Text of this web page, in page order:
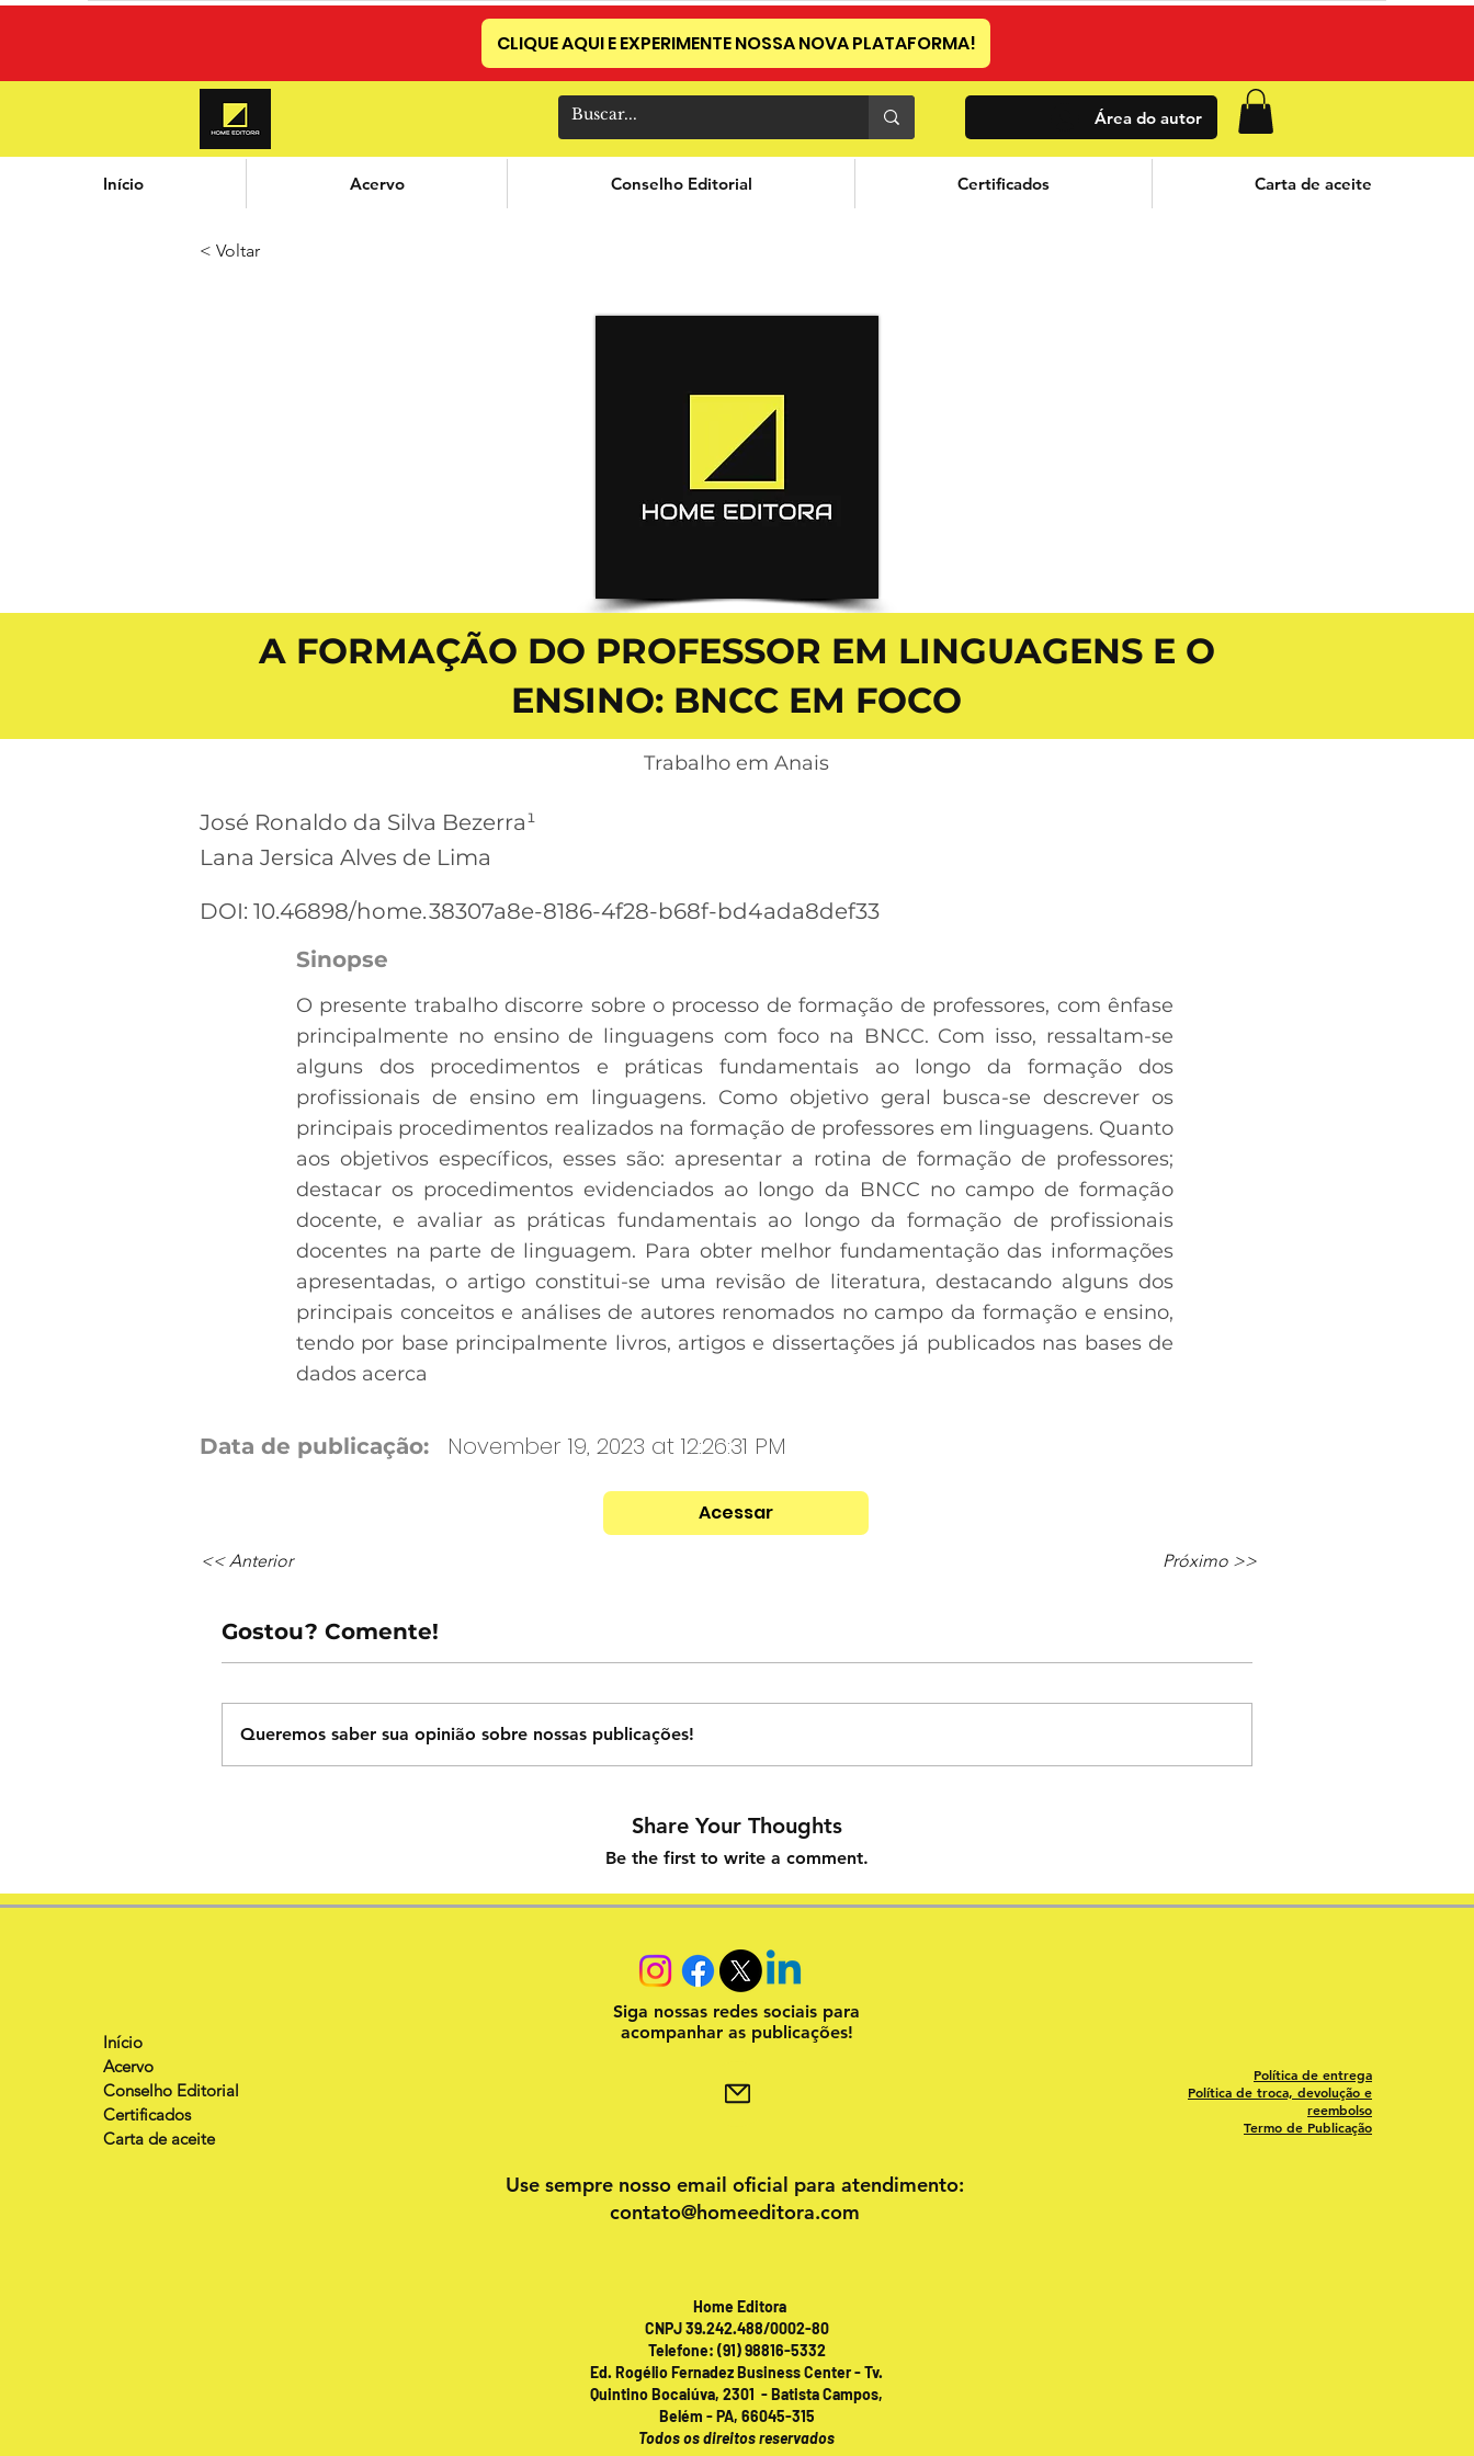
Área do autor
CLIQUE AQUI E EXPERIMENTE NOSSA NOVA PLATAFORMA!
Início Acervo Conselho Editorial Certificados Carta de aceite
< Voltar
A FORMAÇÃO DO PROFESSOR EM LINGUAGENS E O
ENSINO: BNCC EM FOCO
Trabalho em Anais
José Ronaldo da Silva Bezerra¹
Lana Jersica Alves de Lima
DOI: 10.46898/home.38307a8e-8186-4f28-b68f-bd4ada8def33
Sinopse
O presente trabalho discorre sobre o processo de formação de professores, com ênfase
principalmente no ensino de linguagens com foco na BNCC. Com isso, ressaltam-se
alguns dos procedimentos e práticas fundamentais ao longo da formação dos
profissionais de ensino em linguagens. Como objetivo geral busca-se descrever os
principais procedimentos realizados na formação de professores em linguagens. Quanto
aos objetivos específicos, esses são: apresentar a rotina de formação de professores;
destacar os procedimentos evidenciados ao longo da BNCC no campo de formação
docente, e avaliar as práticas fundamentais ao longo da formação de profissionais
docentes na parte de linguagem. Para obter melhor fundamentação das informações
apresentadas, o artigo constitui-se uma revisão de literatura, destacando alguns dos
principais conceitos e análises de autores renomados no campo da formação e ensino,
tendo por base principalmente livros, artigos e dissertações já publicados nas bases de
dados acerca
Data de publicação: November 19, 2023 at 12:26:31 PM
Acessar
<< Anterior Próximo >>
Gostou? Comente!
Queremos saber sua opinião sobre nossas publicações!
Share Your Thoughts
Be the first to write a comment.
Início
Acervo
Conselho Editorial
Certificados
Carta de aceite
Siga nossas redes sociais para
acompanhar as publicações!
Política de entrega
Política de troca, devolução e
reembolso
Termo de Publicação
Use sempre nosso email oficial para atendimento:
contato@homeeditora.com
Home Editora
CNPJ 39.242.488/0002-80
Telefone: (91) 98816-5332
Ed. Rogélio Fernadez Business Center - Tv.
Quintino Bocaiúva, 2301 - Batista Campos,
Belém - PA, 66045-315
Todos os direitos reservados